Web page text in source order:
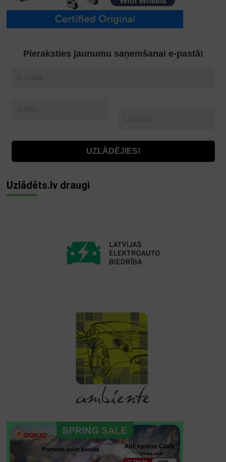
Pieraksties jaunumu saņemšanai e-pastā!
Uzlādēts.lv draugi